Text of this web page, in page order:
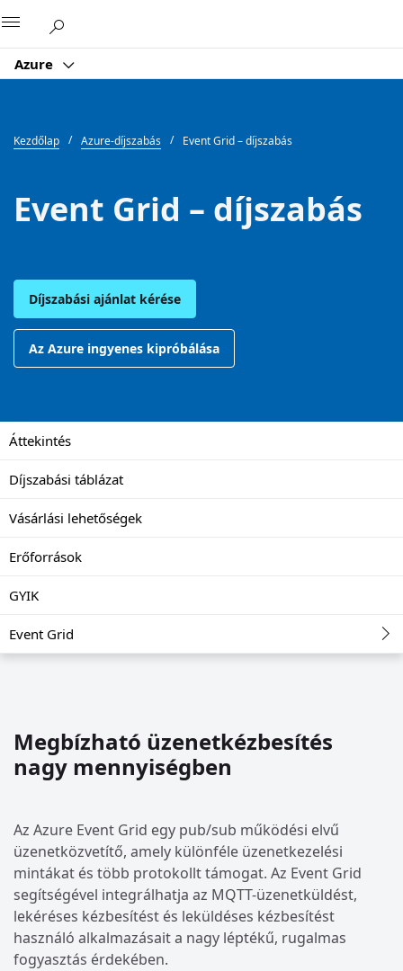
Azure
Kezdőlap Azure-díjszabás Event Grid – díjszabás
Event Grid – díjszabás
Díjszabási ajánlat kérése
Az Azure ingyenes kipróbálása
Áttekintés
Díjszabási táblázat
Vásárlási lehetőségek
Erőforrások
GYIK
Event Grid
Megbízható üzenetkézbesítés
nagy mennyiségben
Az Azure Event Grid egy pub/sub működési elvű
üzenetközvetítő, amely különféle üzenetkezelési
mintákat és több protokollt támogat. Az Event Grid
segítségével integrálhatja az MQTT-üzenetküldést,
lekéréses kézbesítést és leküldéses kézbesítést
használó alkalmazásait a nagy léptékű, rugalmas
fogyasztás érdekében.